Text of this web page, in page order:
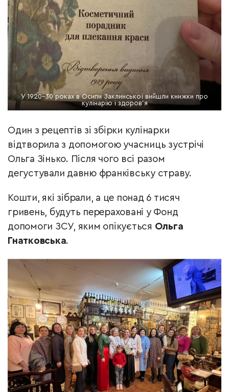
У 1920-30 роках в Осипи Заклинської вийшли книжки про
кулінарію і здоров’я
Один з рецептів зі збірки кулінарки
відтворила з допомогою учасниць зустрічі
Ольга Зінько. Після чого всі разом
дегустували давню франківську страву.
Кошти, які зібрали, а це понад 6 тисяч
гривень, будуть перераховані у Фонд
допомоги ЗСУ, яким опікується Ольга
Гнатковська.